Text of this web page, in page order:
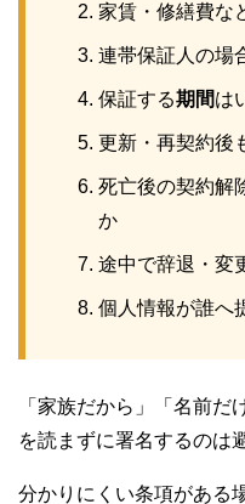
家賃・修繕費な
連帯保証人の場
保証する期間は
更新・再契約後
死亡後の契約解
か
途中で辞退・変
個人情報が誰へ
「家族だから」「名前
を読まずに署名するのは
分かりにくい条項がある